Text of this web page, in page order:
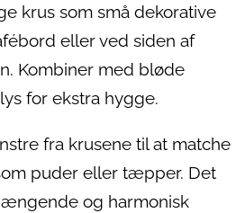
krus som små dekorative
eller ved siden af
Kombiner med bløde
for ekstra hygge.
fra krusene til at matche
puder eller tæpper. Det
og harmonisk